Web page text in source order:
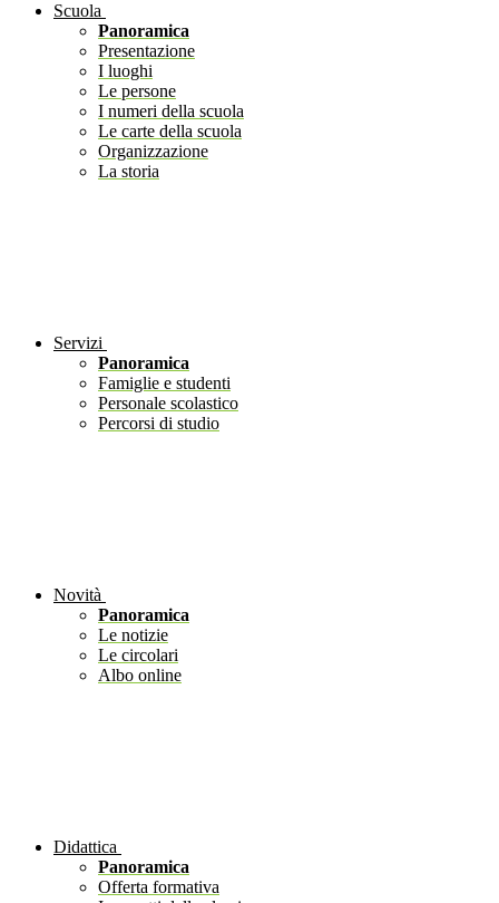
Scuola
Panoramica
Presentazione
I luoghi
Le persone
I numeri della scuola
Le carte della scuola
Organizzazione
La storia
Servizi
Panoramica
Famiglie e studenti
Personale scolastico
Percorsi di studio
Novità
Panoramica
Le notizie
Le circolari
Albo online
Didattica
Panoramica
Offerta formativa